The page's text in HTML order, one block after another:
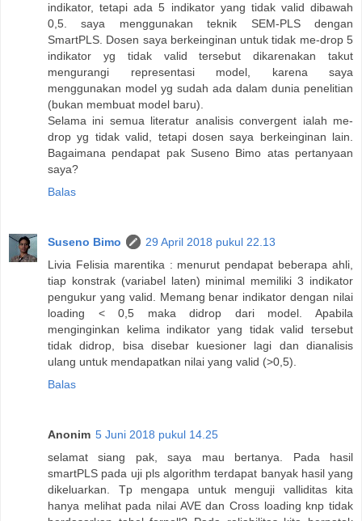
indikator, tetapi ada 5 indikator yang tidak valid dibawah
0,5. saya menggunakan teknik SEM-PLS dengan
SmartPLS. Dosen saya berkeinginan untuk tidak me-drop 5
indikator yg tidak valid tersebut dikarenakan takut
mengurangi representasi model, karena saya
menggunakan model yg sudah ada dalam dunia penelitian
(bukan membuat model baru).
Selama ini semua literatur analisis convergent ialah me-
drop yg tidak valid, tetapi dosen saya berkeinginan lain.
Bagaimana pendapat pak Suseno Bimo atas pertanyaan
saya?
Balas
Suseno Bimo
29 April 2018 pukul 22.13
Livia Felisia marentika : menurut pendapat beberapa ahli,
tiap konstrak (variabel laten) minimal memiliki 3 indikator
pengukur yang valid. Memang benar indikator dengan nilai
loading < 0,5 maka didrop dari model. Apabila
menginginkan kelima indikator yang tidak valid tersebut
tidak didrop, bisa disebar kuesioner lagi dan dianalisis
ulang untuk mendapatkan nilai yang valid (>0,5).
Balas
Anonim 5 Juni 2018 pukul 14.25
selamat siang pak, saya mau bertanya. Pada hasil
smartPLS pada uji pls algorithm terdapat banyak hasil yang
dikeluarkan. Tp mengapa untuk menguji valliditas kita
hanya melihat pada nilai AVE dan Cross loading knp tidak